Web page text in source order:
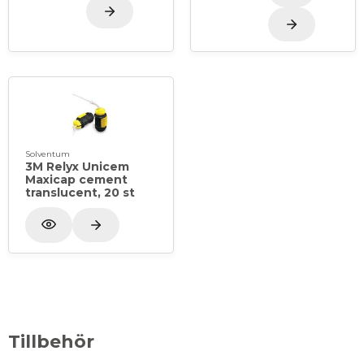
Solventum
3M Relyx Unicem
Maxicap cement
translucent, 20 st
Tillbehör